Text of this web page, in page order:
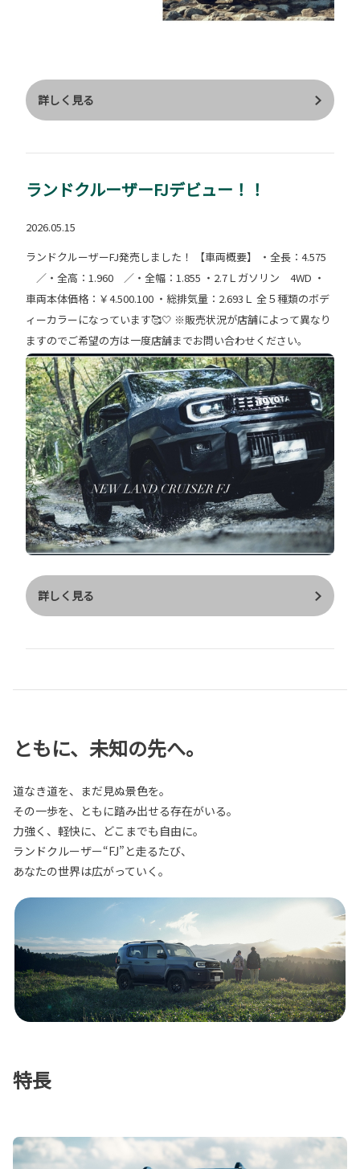
詳しく見る
ランドクルーザーFJデビュー！！
2026.05.15
ランドクルーザーFJ発売しました！ 【車両概要】 ・全長：4.575
／・全高：1.960 ／・全幅：1.855 ・2.7Ｌガソリン 4WD ・
車両本体価格：￥4.500.100 ・総排気量：2.693Ｌ 全５種類のボデ
ィーカラーになっています🥰🤍 ※販売状況が店舗によって異なり
詳しく見る
ともに、未知の先へ。
道なき道を、まだ見ぬ景色を。
その一歩を、ともに踏み出せる存在がいる。
力強く、軽快に、どこまでも自由に。
ランドクルーザー“FJ”と走るたび、
あなたの世界は広がっていく。
特長